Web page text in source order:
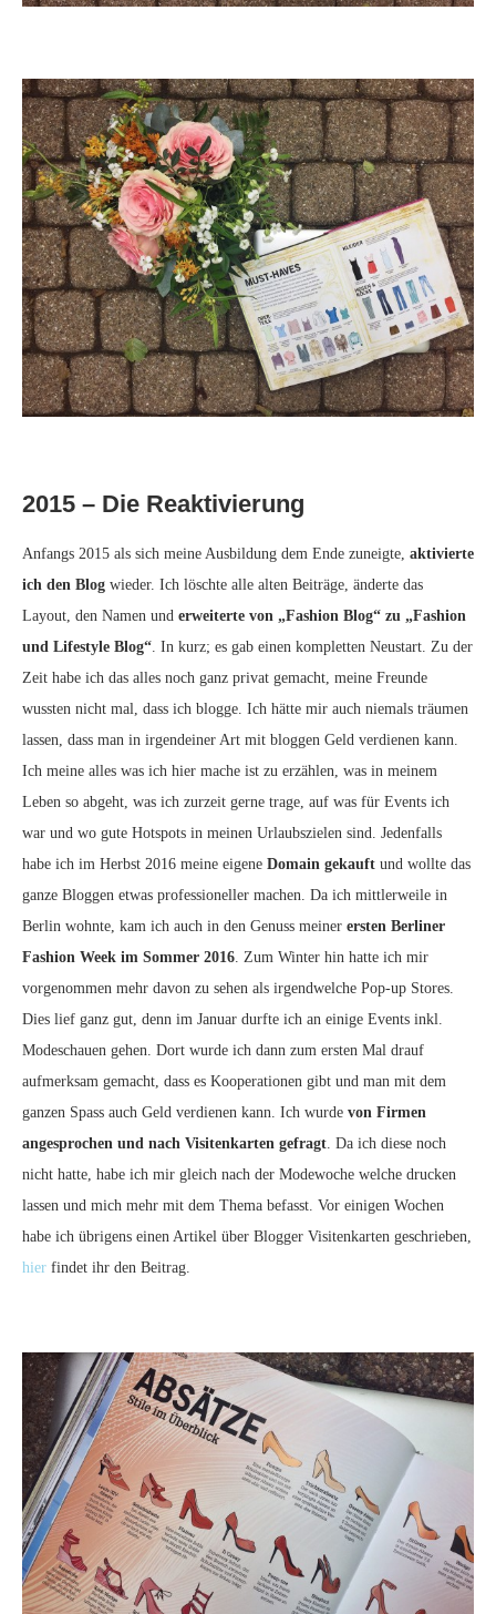
2015 – Die Reaktivierung
Anfangs 2015 als sich meine Ausbildung dem Ende zuneigte, aktivierte
ich den Blog wieder. Ich löschte alle alten Beiträge, änderte das
Layout, den Namen und erweiterte von „Fashion Blog“ zu „Fashion
und Lifestyle Blog“. In kurz; es gab einen kompletten Neustart. Zu der
Zeit habe ich das alles noch ganz privat gemacht, meine Freunde
wussten nicht mal, dass ich blogge. Ich hätte mir auch niemals träumen
lassen, dass man in irgendeiner Art mit bloggen Geld verdienen kann.
Ich meine alles was ich hier mache ist zu erzählen, was in meinem
Leben so abgeht, was ich zurzeit gerne trage, auf was für Events ich
war und wo gute Hotspots in meinen Urlaubszielen sind. Jedenfalls
habe ich im Herbst 2016 meine eigene Domain gekauft und wollte das
ganze Bloggen etwas professioneller machen. Da ich mittlerweile in
Berlin wohnte, kam ich auch in den Genuss meiner ersten Berliner
Fashion Week im Sommer 2016. Zum Winter hin hatte ich mir
vorgenommen mehr davon zu sehen als irgendwelche Pop-up Stores.
Dies lief ganz gut, denn im Januar durfte ich an einige Events inkl.
Modeschauen gehen. Dort wurde ich dann zum ersten Mal drauf
aufmerksam gemacht, dass es Kooperationen gibt und man mit dem
ganzen Spass auch Geld verdienen kann. Ich wurde von Firmen
angesprochen und nach Visitenkarten gefragt. Da ich diese noch
nicht hatte, habe ich mir gleich nach der Modewoche welche drucken
lassen und mich mehr mit dem Thema befasst. Vor einigen Wochen
habe ich übrigens einen Artikel über Blogger Visitenkarten geschrieben,
hier findet ihr den Beitrag.